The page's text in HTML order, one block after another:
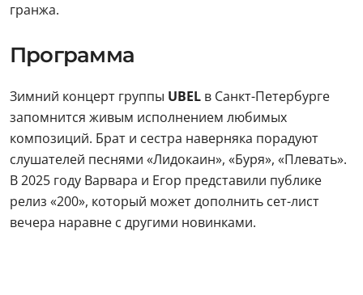
гранжа.
Программа
Зимний концерт группы UBEL в Санкт-Петербурге
запомнится живым исполнением любимых
композиций. Брат и сестра наверняка порадуют
слушателей песнями «Лидокаин», «Буря», «Плевать».
В 2025 году Варвара и Егор представили публике
релиз «200», который может дополнить сет-лист
вечера наравне с другими новинками.